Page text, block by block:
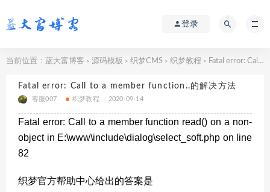
登录
当前位置： 蓝大富博客 > 源码模板 > 织梦CMS > 织梦教程 > Fatal error: Call to a member function..的解决方法
Fatal error: Call to a member function..的解决方法
客服007 织梦教程 2020-09-14
Fatal error: Call to a member function read() on a non-
object in E:\www\include\dialog\select_soft.php on line
82
织梦官方帮助中心给出的答案是